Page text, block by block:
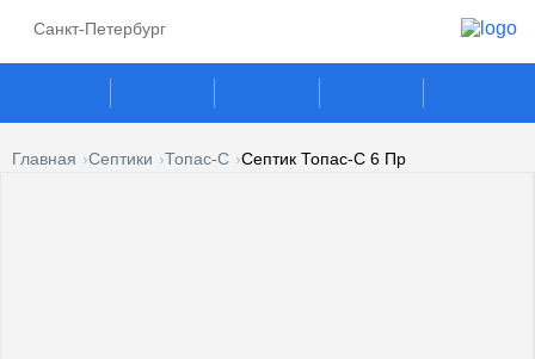
Санкт-Петербург
Главная Септики Топас-С Септик Топас-С 6 Пр